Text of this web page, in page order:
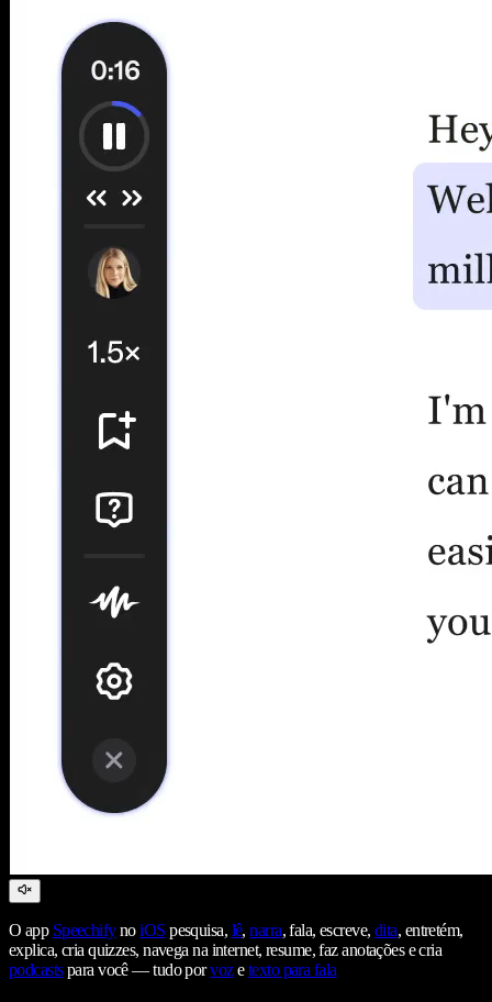
O app SpeechifynoiOS pesquisa, lê,narra, fala, escreve,dita, entretém,
explica, cria quizzes, navega na internet, resume, faz anotações e cria
podcastspara você — tudo porvozetexto para fala